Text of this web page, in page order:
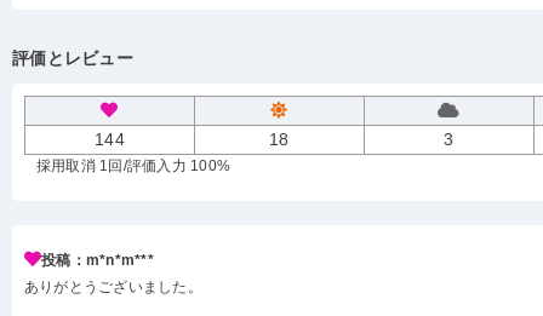
評価とレビュー
144 18 3
採用取消 1回 /評価入力 100%
投稿：m*n*m***
ありがとうございました。